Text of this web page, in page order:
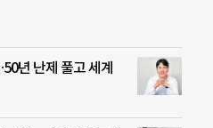
년 난제 풀고 세계